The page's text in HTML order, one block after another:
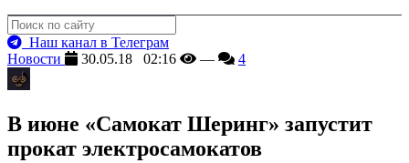
Наш канал в Телеграм
Новости
30.05.18 02:16 — 4
В июне «Самокат Шеринг» запустит
прокат электросамокатов